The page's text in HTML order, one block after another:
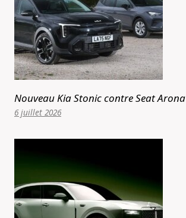
Nouveau Kia Stonic contre Seat Arona
6 juillet 2026